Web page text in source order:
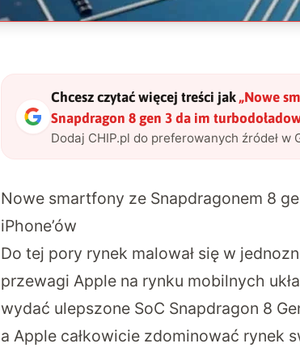
Chcesz czytać więcej treści jak „Nowe
Snapdragon 8 gen 3 da im
Dodaj CHIP.pl do preferowanych źródeł w
Nowe smartfony ze Snapdragonem 8
iPhone’ów
Do tej pory rynek malował się w
przewagi Apple na rynku mobilnych
wydać ulepszone SoC Snapdragon 8
a Apple całkowicie zdominować rynek